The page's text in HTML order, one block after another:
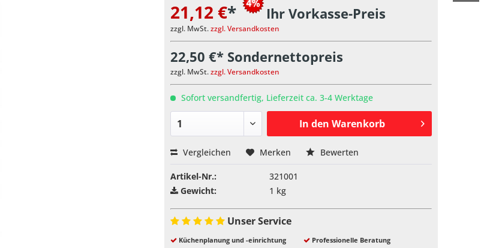
21,12 €* Ihr Vorkasse-Preis
zzgl. MwSt.zzgl. Versandkosten
22,50 €* Sondernettopreis
zzgl. MwSt.zzgl. Versandkosten
Sofort versandfertig, Lieferzeit ca. 3-4 Werktage
In den Warenkorb
Vergleichen Merken Bewerten
Artikel-Nr.:
321001
Gewicht:
1 kg
Unser Service
Küchenplanung und -einrichtung
Professionelle Beratung